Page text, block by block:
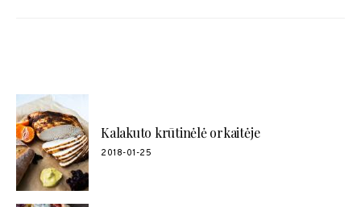
Kalakuto krūtinėlė orkaitėje
2018-01-25